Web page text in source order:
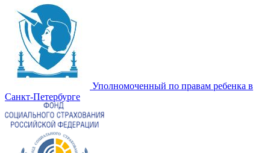
Уполномоченный по правам ребенка в
Санкт-Петербурге